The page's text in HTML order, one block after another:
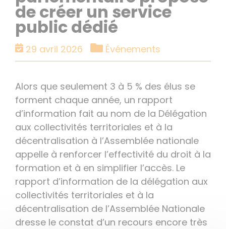
de créer un service
public dédié
29 avril 2026 Catégories
Événements
Alors que seulement 3 à 5 % des élus se
forment chaque année, un rapport
d’information fait au nom de la Délégation
aux collectivités territoriales et à la
décentralisation à l’Assemblée nationale
appelle à renforcer l’effectivité du droit à la
formation et à en simplifier l’accès. Le
rapport d’information de la délégation aux
collectivités territoriales et à la
décentralisation de l’Assemblée Nationale
dresse le constat d’un recours encore très